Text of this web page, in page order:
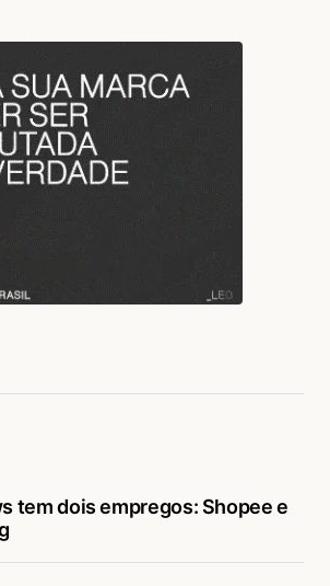
tem dois empregos: Shopee e